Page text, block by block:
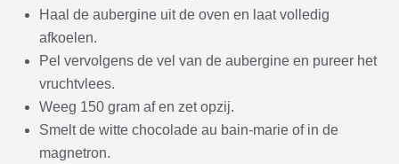
Haal de aubergine uit de oven en laat volledig
afkoelen.
Pel vervolgens de vel van de aubergine en pureer het
vruchtvlees.
Weeg 150 gram af en zet opzij.
Smelt de witte chocolade au bain-marie of in de
magnetron.